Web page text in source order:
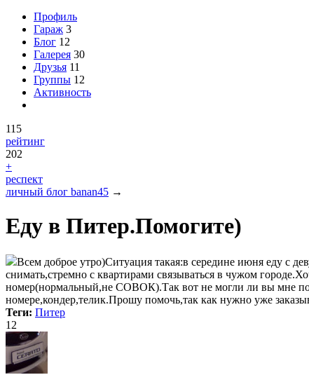
Профиль
Гараж 3
Блог 12
Галерея 30
Друзья 11
Группы 12
Активность
115
рейтинг
202
+
респект
личный блог banan45 →
Еду в Питер.Помогите)
Всем доброе утро)Ситуация такая:в середине июня еду с
снимать,стремно с квартирами связываться в чужом
номер(нормальный,не СОВОК).Так вот не могли ли вы мне
номере,кондер,телик.Прошу помочь,так как нужно уже
Теги: Питер
12